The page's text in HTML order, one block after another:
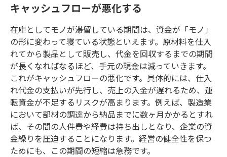
キャッシュフローが悪化する
在庫としてモノが滞留している期間は、資金が「モノ」
の形に変わって寝ている状態といえます。原材料を仕入
れてから製品として販売し、代金を回収するまでの期間
が長くなればなるほど、手元の現金は減っていきます。
これがキャッシュフローの悪化です。具体的には、仕入
れ代金の支払いが先行し、売上の入金が遅れるため、運
転資金が不足するリスクが高まります。例えば、製造業
において部材の調達から納品までに数ヶ月かかるとすれ
ば、その間の人件費や経費は持ち出しとなり、企業の資
金繰りを圧迫することになります。経営の健全性を保つ
ためにも、この期間の短縮は急務です。